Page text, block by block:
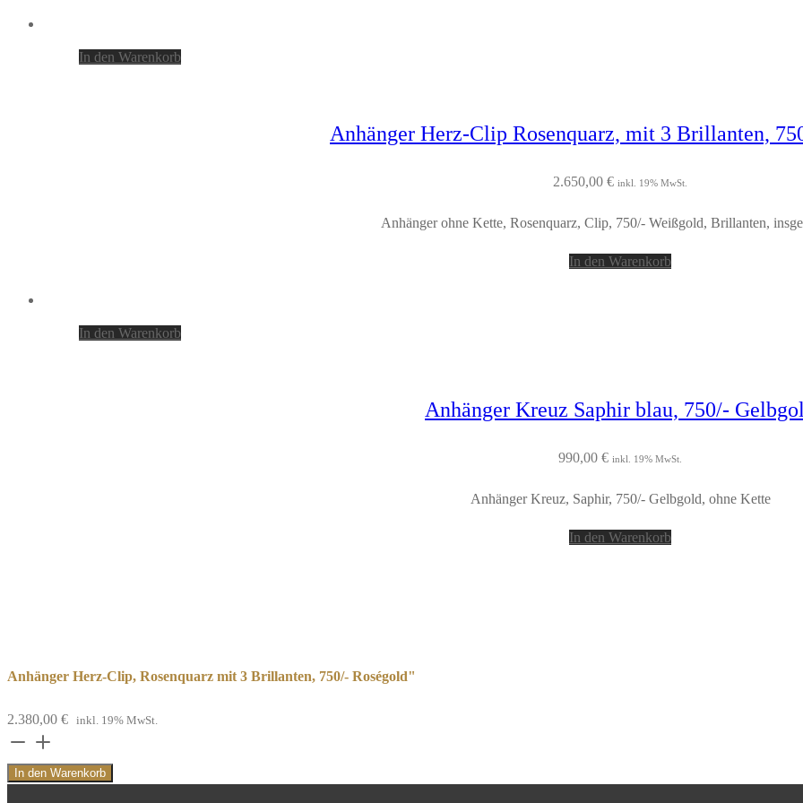
In den Warenkorb
Anhänger Herz-Clip Rosenquarz, mit 3 Brillanten,
2.650,00 € inkl. 19% MwSt.
Anhänger ohne Kette, Rosenquarz, Clip, 750/- Weißgold, Brillanten,
In den Warenkorb
In den Warenkorb
Anhänger Kreuz Saphir blau, 750/-
990,00 € inkl. 19% MwSt.
Anhänger Kreuz, Saphir, 750/- Gelbgold, ohne Kette
In den Warenkorb
Anhänger Herz-Clip, Rosenquarz mit 3 Brillanten, 750/- Roségold"
2.380,00 € inkl. 19% MwSt.
Anhänger
Herz-
In den Warenkorb